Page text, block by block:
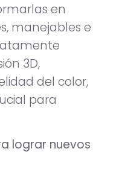
en
manejables e
3D,
del color,
para
lograr nuevos